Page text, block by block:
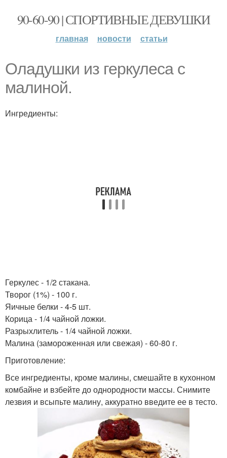
90-60-90 | СПОРТИВНЫЕ ДЕВУШКИ
главная новости статьи
Оладушки из геркулеса с
малиной.
Ингредиенты:
Геркулес - 1/2 стакана.
Творог (1%) - 100 г.
Яичные белки - 4-5 шт.
Корица - 1/4 чайной ложки.
Разрыхлитель - 1/4 чайной ложки.
Малина (замороженная или свежая) - 60-80 г.
Приготовление:
Все ингредиенты, кроме малины, смешайте в кухонном
комбайне и взбейте до однородности массы. Снимите
лезвия и всыпьте малину, аккуратно введите ее в тесто.